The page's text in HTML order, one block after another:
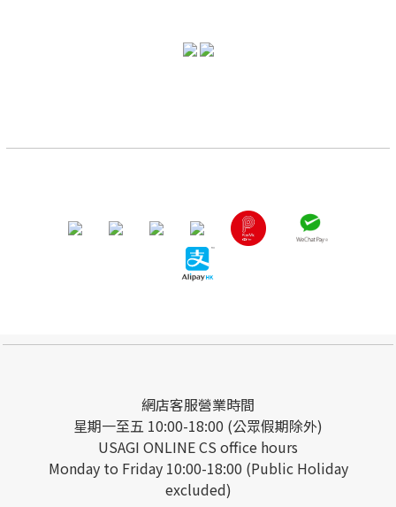
網店客服營業時間
星期一至五 10:00-18:00 (公眾假期除外)
USAGI ONLINE CS office hours
Monday to Friday 10:00-18:00 (Public Holiday
excluded)